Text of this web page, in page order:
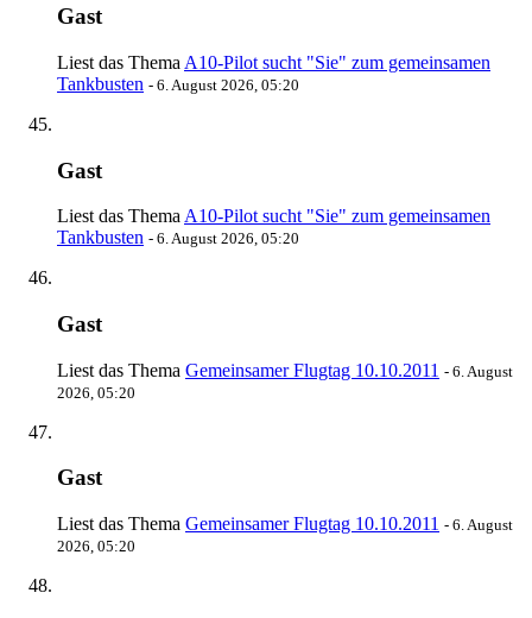
Gast
Liest das Thema A10-Pilot sucht "Sie" zum gemeinsamen
Tankbusten - 6. August 2026, 05:20
Gast
Liest das Thema A10-Pilot sucht "Sie" zum gemeinsamen
Tankbusten - 6. August 2026, 05:20
Gast
Liest das Thema Gemeinsamer Flugtag 10.10.2011 - 6. August
2026, 05:20
Gast
Liest das Thema Gemeinsamer Flugtag 10.10.2011 - 6. August
2026, 05:20